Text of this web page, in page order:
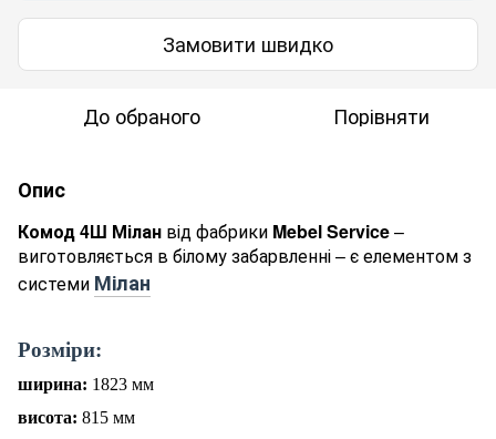
Замовити швидко
До обраного Порівняти
Опис
Комод 4Ш Мілан від фабрики Mebel Service–
виготовляється в білому забарвленні – є елементом з
системи Мілан
Розміри:
ширина: 1823 мм
висота: 815 мм